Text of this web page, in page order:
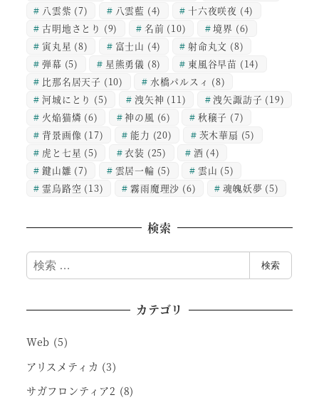
八雲紫 (7) 八雲藍 (4) 十六夜咲夜 (4)
古明地さとり (9) 名前 (10) 境界 (6)
寅丸星 (8) 富士山 (4) 射命丸文 (8)
弾幕 (5) 星熊勇儀 (8) 東風谷早苗 (14)
比那名居天子 (10) 水橋パルスィ (8)
河城にとり (5) 洩矢神 (11) 洩矢諏訪子 (19)
火焔猫燐 (6) 神の風 (6) 秋穣子 (7)
背景画像 (17) 能力 (20) 茨木華扇 (5)
虎と七星 (5) 衣装 (25) 酒 (4)
鍵山雛 (7) 雲居一輪 (5) 雲山 (5)
霊烏路空 (13) 霧雨魔理沙 (6) 魂魄妖夢 (5)
検索
検
索
検索
カテゴリ
Web (5)
アリスメティカ (3)
サガフロンティア2 (8)